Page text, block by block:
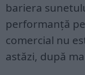
bariera
performanță
comercial nu
astăzi, după